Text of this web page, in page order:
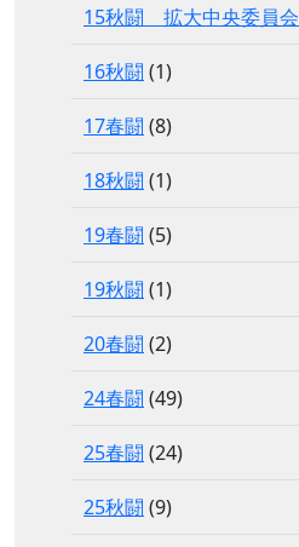
15秋闘 拡大中央委員会
16秋闘 (1)
17春闘 (8)
18秋闘 (1)
19春闘 (5)
19秋闘 (1)
20春闘 (2)
24春闘 (49)
25春闘 (24)
25秋闘 (9)